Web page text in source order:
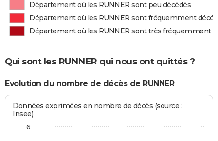
Département où les RUNNER sont peu décédés
Département où les RUNNER sont fréquemment
Département où les RUNNER sont très fréquemment
Qui sont les RUNNER qui nous ont quittés ?
Evolution du nombre de décès de RUNNER
Données exprimées en nombre de décès (source :
Insee)
6